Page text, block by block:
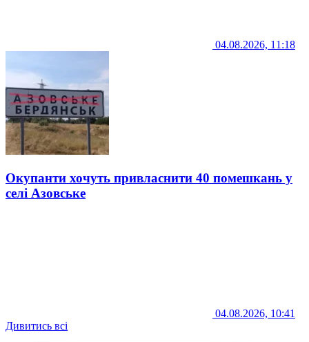
04.08.2026, 11:18
Окупанти хочуть привласнити 40 помешкань у
селі Азовське
04.08.2026, 10:41
Дивитись всі